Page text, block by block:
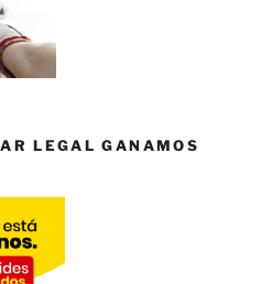
LEGAL GANAMOS